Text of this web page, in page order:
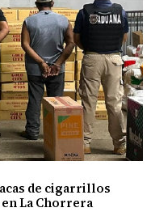
de cigarrillos
La Chorrera